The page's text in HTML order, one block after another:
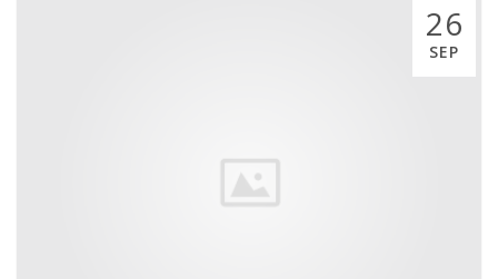
26
SEP